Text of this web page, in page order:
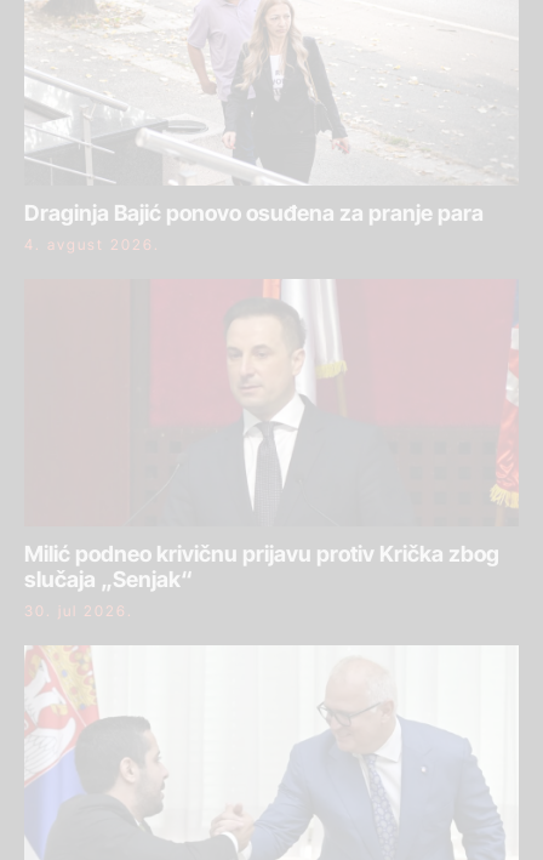
Draginja Bajić ponovo osuđena za pranje para
4. avgust 2026.
Milić podneo krivičnu prijavu protiv Krička zbog
slučaja „Senjak“
30. jul 2026.